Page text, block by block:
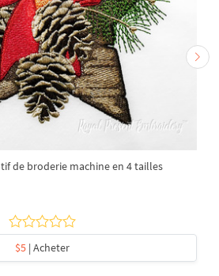
de broderie machine en 4 tailles
$5| Acheter